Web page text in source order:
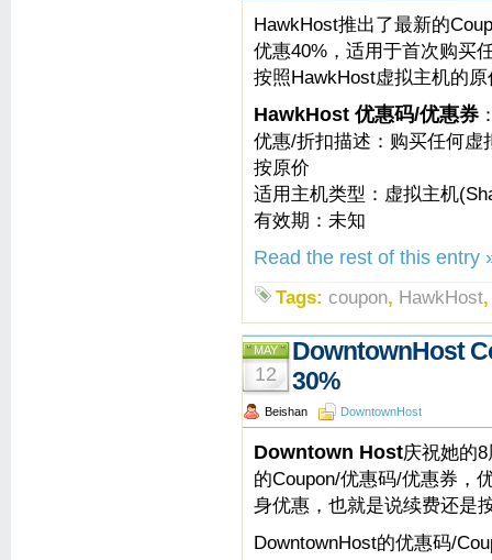
HawkHost推出了最新的
优惠40%，适用于首次购买
按照HawkHost虚拟主机的原
HawkHost 优惠码/优惠券
优惠/折扣描述：购买任何虚
按原价
适用主机类型：虚拟主机
有效期：未知
Read the rest of this entry
Tags: coupon, HawkHost
MAY
12
DowntownHost
30%
Beishan DowntownHost
Downtown Host庆祝她的
的Coupon/优惠码/优惠券，
身优惠，也就是说续费还是
DowntownHost的优惠码/